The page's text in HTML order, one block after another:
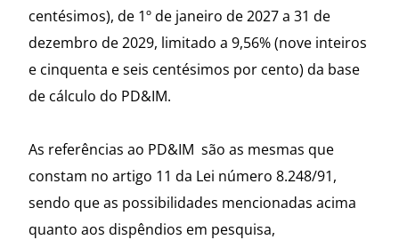
centésimos), de 1º de janeiro de 2027 a 31 de
dezembro de 2029, limitado a 9,56% (nove inteiros
e cinquenta e seis centésimos por cento) da base
de cálculo do PD&IM.
As referências ao PD&IM são as mesmas que
constam no artigo 11 da Lei número 8.248/91,
sendo que as possibilidades mencionadas acima
quanto aos dispêndios em pesquisa,